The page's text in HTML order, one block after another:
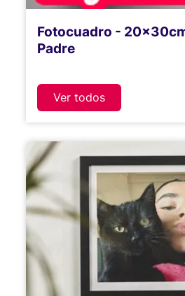
Fotocuadro -
Padre
Ver todos